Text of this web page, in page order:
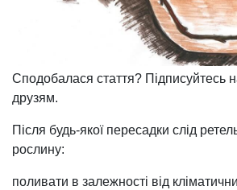
Сподобалася стаття? Підписуйтесь
друзям.
Після будь-якої пересадки слід
рослину:
поливати в залежності від